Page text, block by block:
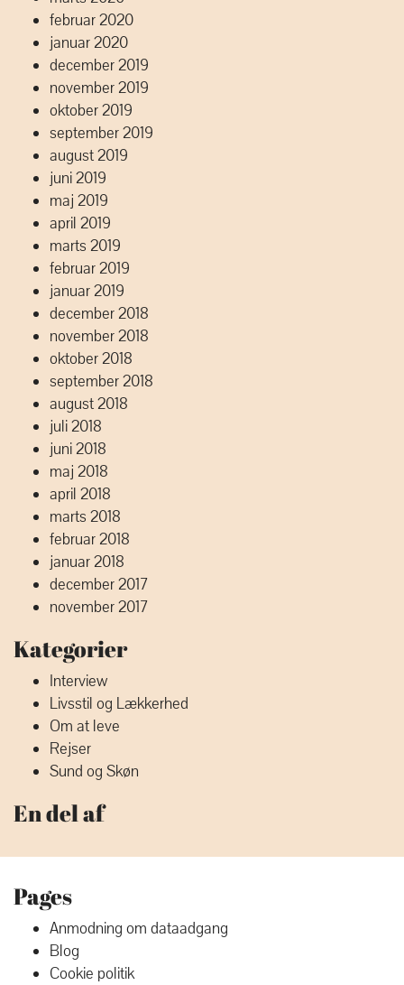
februar 2020
januar 2020
december 2019
november 2019
oktober 2019
september 2019
august 2019
juni 2019
maj 2019
april 2019
marts 2019
februar 2019
januar 2019
december 2018
november 2018
oktober 2018
september 2018
august 2018
juli 2018
juni 2018
maj 2018
april 2018
marts 2018
februar 2018
januar 2018
december 2017
november 2017
Kategorier
Interview
Livsstil og Lækkerhed
Om at leve
Rejser
Sund og Skøn
En del af
Pages
Anmodning om dataadgang
Blog
Cookie politik